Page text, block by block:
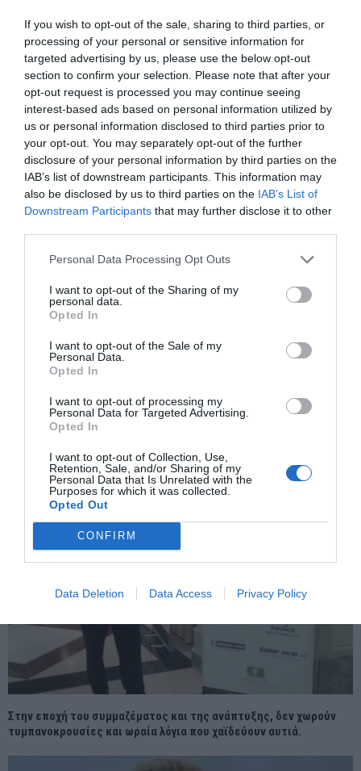
If you wish to opt-out of the sale, sharing to third parties, or
processing of your personal or sensitive information for
targeted advertising by us, please use the below opt-out
section to confirm your selection. Please note that after your
opt-out request is processed you may continue seeing
interest-based ads based on personal information utilized by
us or personal information disclosed to third parties prior to
your opt-out. You may separately opt-out of the further
disclosure of your personal information by third parties on the
IAB’s list of downstream participants. This information may
also be disclosed by us to third parties on the IAB’s List of
Downstream Participants that may further disclose it to other
Personal Data Processing Opt Outs
I want to opt-out of the Sharing of my
personal data.
Opted In
I want to opt-out of the Sale of my
Personal Data.
Opted In
I want to opt-out of processing my
Personal Data for Targeted Advertising.
Opted In
I want to opt-out of Collection, Use,
Retention, Sale, and/or Sharing of my
Personal Data that Is Unrelated with the
Purposes for which it was collected.
Opted Out
CONFIRM
Data Deletion Data Access Privacy Policy
ΕΠΌΜΕΝΗ ΑΝΆΡΤΗΣΗ
SAFE Ευρωπαϊκή άμυνα: Χτυπάει την καμπάνα η Αθήνα – Η ΕΕ
Γερμανία κάνει ότι δεν ακούει
ΣΧΕΤΙΚΈΣ ΑΝΑΡΤΉΣΕΙΣ
Εκδήλωση για την Ημέρα Μνήμης του Ολοκαυτώματος στα
Στην εποχή του συμμαζέματος και της ανάπτυξης, δεν χωρούν
τυμπανοκρουσίες και ωραία λόγια που χαϊδεύουν αυτιά.